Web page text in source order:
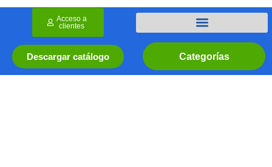
Categorías
Descargar catálogo
Acceso a
clientes